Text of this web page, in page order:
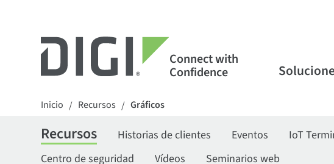
Connect with
Confidence
Inicio / Recursos / Gráficos
Recursos Historias de clientes Eventos IoT
Centro de seguridad
Vídeos Seminarios web